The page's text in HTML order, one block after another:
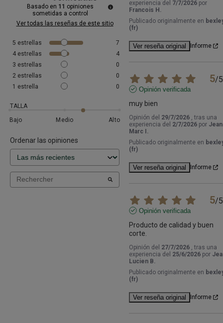
Basado en 11 opiniones
sometidas a control
Ver todas las reseñas de este sitio
5 estrellas
7
4 estrellas
4
3 estrellas
0
2 estrellas
0
1 estrella 0
TALLA
Bajo
Medio Alto
Ordenar las opiniones
experiencia del 7/7/2026 por
Francois H.
Publicado originalmente en
(fr)
Ver reseña original Informe
5/5
Opinión verificada
muy bien
Opinión del 29/7/2026 , tras una
experiencia del 2/7/2026 por Jean
Marc I.
Publicado originalmente en
(fr)
Ver reseña original Informe
5/5
Opinión verificada
Producto de calidad y buen
corte.
Opinión del 27/7/2026 , tras una
experiencia del 25/6/2026 por
Lucien B.
Publicado originalmente en
(fr)
Ver reseña original Informe